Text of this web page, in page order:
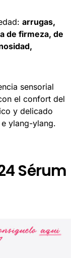
arrugas,
de firmeza, de
sensorial
el confort del
y delicado
ylang-ylang.
Sérum